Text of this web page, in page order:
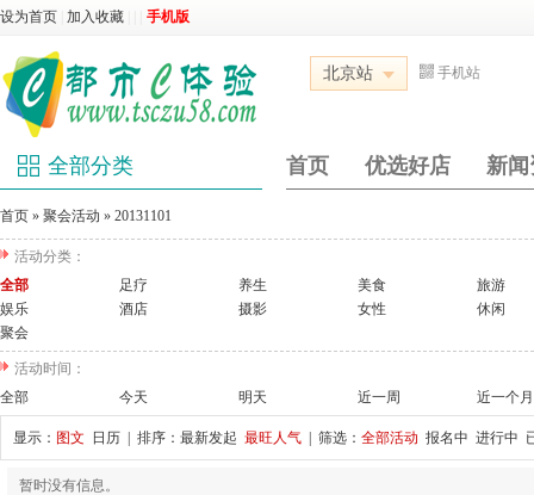
设为首页 加入收藏 手机版
北京站 手机站
全部分类 首页 优选好店 新闻
首页 » 聚会活动 » 20131101
活动分类：
全部
足疗 养生 美食
旅游
娱乐
酒店 摄影 女性
休闲
聚会
活动时间：
全部
今天 明天 近一周 近一个月
显示： 图文 日历 | 排序： 最新发起 最旺人气 | 筛选： 全部活动 报名中 进行中
暂时没有信息。